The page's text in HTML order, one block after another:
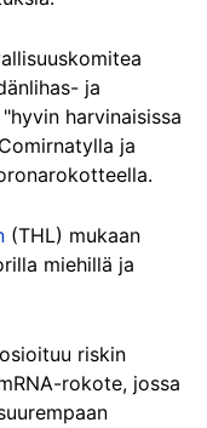
ja
harvinaisissa
ja
(THL) mukaan
miehillä ja
riskin
rokote, jossa